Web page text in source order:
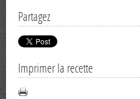
Partagez
Imprimer la recette